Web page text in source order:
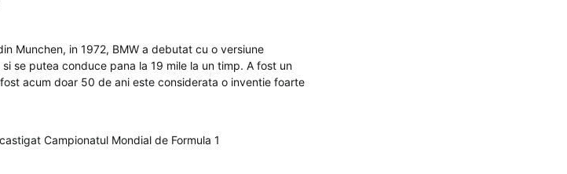
Munchen, in 1972, BMW a debutat cu o versiune
se putea conduce pana la 19 mile la un timp. A fost un
acum doar 50 de ani este considerata o inventie foarte
Campionatul Mondial de Formula 1